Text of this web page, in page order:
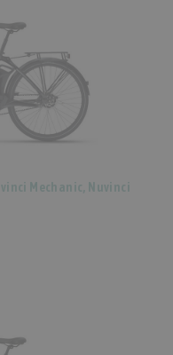
Mechanic, Nuvinci